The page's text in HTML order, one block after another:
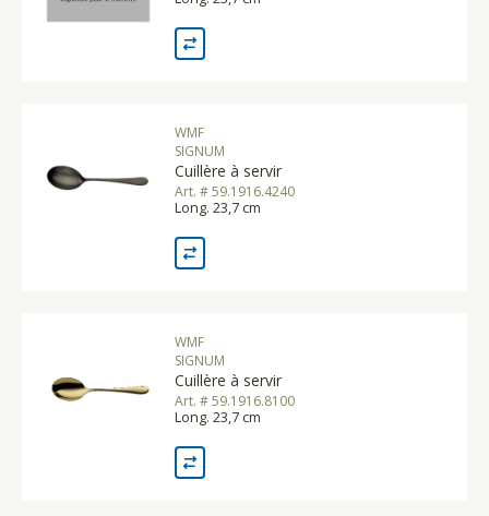
WMF
SIGNUM
Cuillère à servir
Art. # 59.1916.4240
Long. 23,7 cm
WMF
SIGNUM
Cuillère à servir
Art. # 59.1916.8100
Long. 23,7 cm